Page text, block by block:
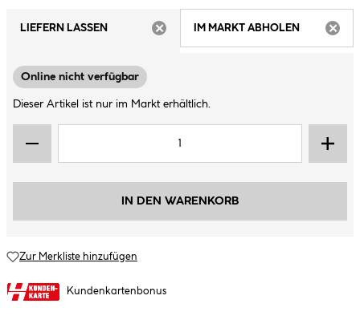
LIEFERN LASSEN
IM MARKT ABHOLEN
Online nicht verfügbar
Dieser Artikel ist nur im Markt erhältlich.
IN DEN WARENKORB
Zur Merkliste hinzufügen
Kundenkartenbonus